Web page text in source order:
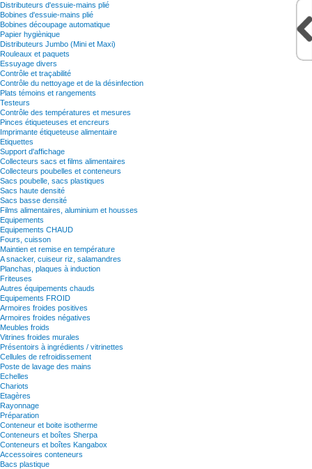
Distributeurs d'essuie-mains plié
Bobines d'essuie-mains plié
Bobines découpage automatique
Papier hygiènique
Distributeurs Jumbo (Mini et Maxi)
Rouleaux et paquets
Essuyage divers
Contrôle et traçabilité
Contrôle du nettoyage et de la désinfection
Plats témoins et rangements
Testeurs
Contrôle des températures et mesures
Pinces étiqueteuses et encreurs
Imprimante étiqueteuse alimentaire
Etiquettes
Support d'affichage
Collecteurs sacs et films alimentaires
Collecteurs poubelles et conteneurs
Sacs poubelle, sacs plastiques
Sacs haute densité
Sacs basse densité
Films alimentaires, aluminium et housses
Equipements
Equipements CHAUD
Fours, cuisson
Maintien et remise en température
A snacker, cuiseur riz, salamandres
Planchas, plaques à induction
Friteuses
Autres équipements chauds
Equipements FROID
Armoires froides positives
Armoires froides négatives
Meubles froids
Vitrines froides murales
Présentoirs à ingrédients / vitrinettes
Cellules de refroidissement
Poste de lavage des mains
Echelles
Chariots
Etagères
Rayonnage
Préparation
Conteneur et boite isotherme
Conteneurs et boîtes Sherpa
Conteneurs et boîtes Kangabox
Accessoires conteneurs
Bacs plastique